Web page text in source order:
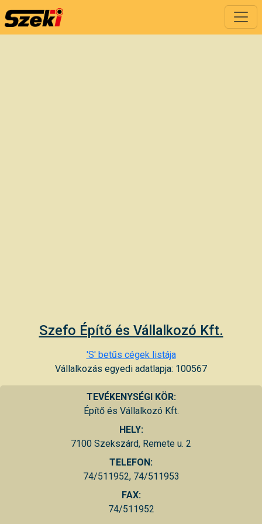
Szefo Építő és Vállalkozó Kft.
'S' betűs cégek listája
Vállalkozás egyedi adatlapja: 100567
TEVÉKENYSÉGI KÖR:
Építő és Vállalkozó Kft.
HELY:
7100 Szekszárd, Remete u. 2
TELEFON:
74/511952, 74/511953
FAX:
74/511952